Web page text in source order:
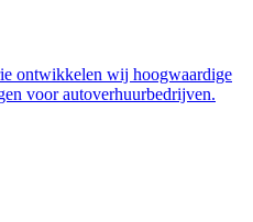
ontwikkelen wij hoogwaardige
voor autoverhuurbedrijven.